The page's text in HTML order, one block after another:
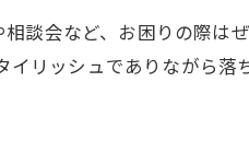
談会など、お困りの際は
リッシュでありながら落